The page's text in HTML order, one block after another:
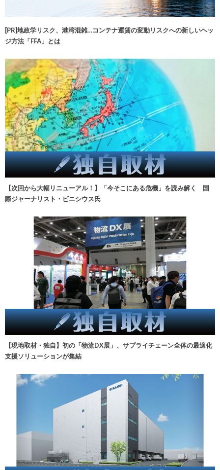
[PR]地政学リスク、港湾混雑…コンテナ運賃の変動リスクへの新しいヘッ
ジ方法「FFA」とは
【次回から大幅リニューアル！】「今そこにある危機」を読み解く 国
際ジャーナリスト・ビニシウス氏
【現地取材・独自】初の「物流DX展」、サプライチェーン全体の最適化
支援ソリューションが集結